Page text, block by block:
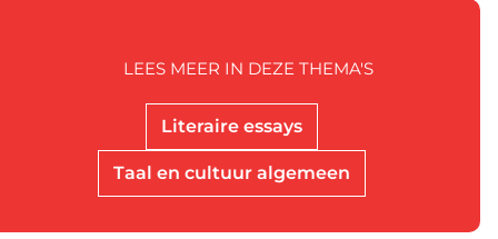
Literaire essays
Taal en cultuur algemeen
LEES MEER IN DEZE THEMA'S